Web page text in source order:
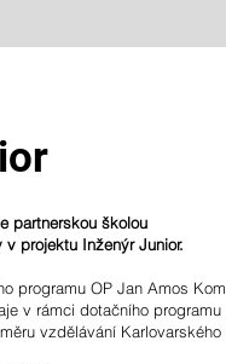
partnerskou školou
projektu Inženýr Junior.
programu OP Jan Amos
v rámci dotačního programu
vzdělávání Karlovarského